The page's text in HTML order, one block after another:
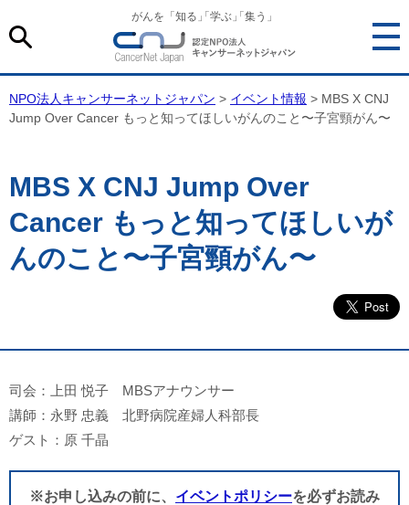
がんを「知る 「学ぶ 「集う」
NPO法人キャンサーネットジャパン > イベント情報 > MBS X CNJ
Jump Over Cancer もっと知ってほしいがんのこと〜子宮頸がん〜
MBS X CNJ Jump Over
Cancer もっと知ってほしいが
んのこと〜子宮頸がん〜
司会：上田 悦子 MBSアナウンサー
講師：永野 忠義 北野病院産婦人科部長
ゲスト：原 千晶
※お申し込みの前に、 イベントポリシーを必ずお読み